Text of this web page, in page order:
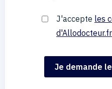
J'accepte les
d'Allodocteur.fr